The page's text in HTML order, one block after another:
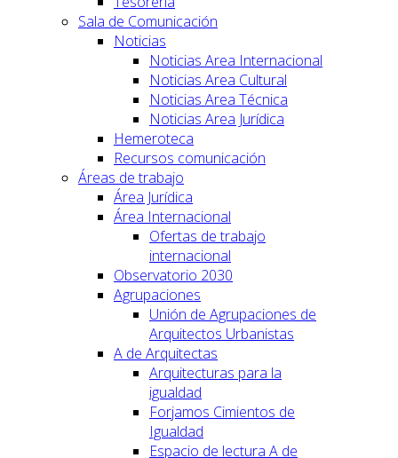
Sala de Comunicación
Noticias
Noticias Area Internacional
Noticias Area Cultural
Noticias Area Técnica
Noticias Area Jurídica
Hemeroteca
Recursos comunicación
Áreas de trabajo
Área Jurídica
Área Internacional
Ofertas de trabajo
internacional
Observatorio 2030
Agrupaciones
Unión de Agrupaciones de
Arquitectos Urbanistas
A de Arquitectas
Arquitecturas para la
igualdad
Forjamos Cimientos de
Igualdad
Espacio de lectura A de